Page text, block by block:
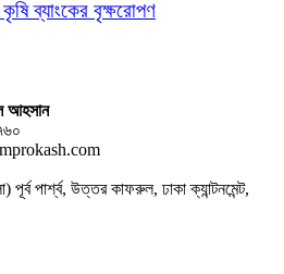
ব্যাংকের বৃক্ষরোপণ
আহসান
পূর্ব পার্শ্ব, উত্তর কাফরুল, ঢাকা ক্যান্টনমেন্ট,